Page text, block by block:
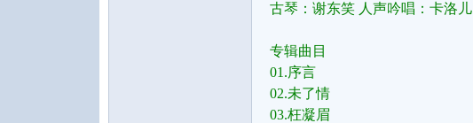
古琴：谢东笑 人声吟唱：卡洛儿
专辑曲目
01.序言
02.未了情
03.枉凝眉